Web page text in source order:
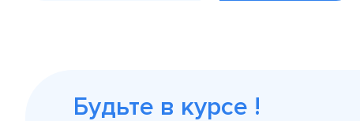
Будьте в курсе !